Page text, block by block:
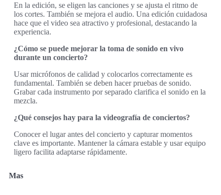
En la edición, se eligen las canciones y se ajusta el ritmo de
los cortes. También se mejora el audio. Una edición cuidadosa
hace que el video sea atractivo y profesional, destacando la
experiencia.
¿Cómo se puede mejorar la toma de sonido en vivo
durante un concierto?
Usar micrófonos de calidad y colocarlos correctamente es
fundamental. También se deben hacer pruebas de sonido.
Grabar cada instrumento por separado clarifica el sonido en la
mezcla.
¿Qué consejos hay para la videografía de conciertos?
Conocer el lugar antes del concierto y capturar momentos
clave es importante. Mantener la cámara estable y usar equipo
ligero facilita adaptarse rápidamente.
Mas